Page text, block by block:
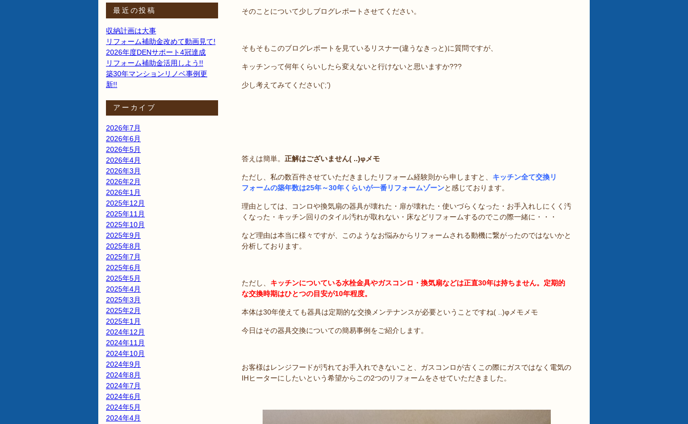
そのことについて少しブログレポートさせてください。
そもそもこのブログレポートを見ているリスナー(違うなきっと)に質問ですが、
キッチンって何年くらいしたら変えないと行けないと思いますか???
少し考えてみてください(‘;’)
答えは簡単。 正解はございません( ..)φメモ
ただし、私の数百件させていただきましたリフォーム経験則から申しますと、 キッチン全て交換リ
フォームの築年数は25年～30年くらいが一番リフォームゾーンと感じております。
理由としては、コンロや換気扇の器具が壊れた・扉が壊れた・使いづらくなった・お手入れしにくく汚
くなった・キッチン回りのタイル汚れが取れない・床などリフォームするのでこの際一緒に・・・
など理由は本当に様々ですが、このようなお悩みからリフォームされる動機に繋がったのではないかと
分析しております。
ただし、 キッチンについている水栓金具やガスコンロ・換気扇などは正直30年は持ちません。定期的
な交換時期はひとつの目安が10年程度。
本体は30年使えても器具は定期的な交換メンテナンスが必要ということですね( ..)φメモメモ
今日はその器具交換についての簡易事例をご紹介します。
お客様はレンジフードが汚れてお手入れできないこと、ガスコンロが古くこの際にガスではなく電気の
IHヒーターにしたいという希望からこの2つのリフォームをさせていただきました。
最近の投稿
収納計画は大事
リフォーム補助金改めて動画見て!
2026年度DENサポート4冠達成
リフォーム補助金活用しよう!!
築30年マンションリノベ事例更
新!!
アーカイブ
2026年7月
2026年6月
2026年5月
2026年4月
2026年3月
2026年2月
2026年1月
2025年12月
2025年11月
2025年10月
2025年9月
2025年8月
2025年7月
2025年6月
2025年5月
2025年4月
2025年3月
2025年2月
2025年1月
2024年12月
2024年11月
2024年10月
2024年9月
2024年8月
2024年7月
2024年6月
2024年5月
2024年4月